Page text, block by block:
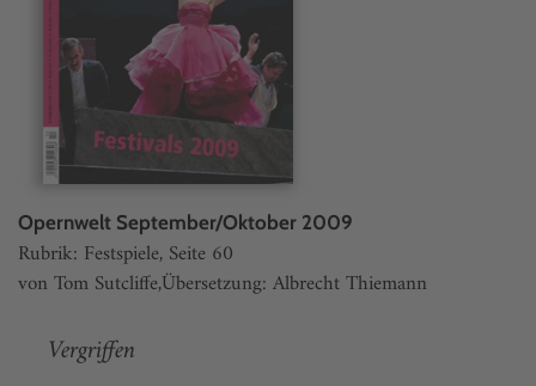
Opernwelt September/Oktober 2009
Rubrik: Festspiele, Seite 60
von Tom Sutcliffe,Übersetzung: Albrecht Thiemann
Vergriffen